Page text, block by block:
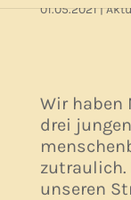
01.05.2021|
Wir haben
drei
zutraulich.
unseren